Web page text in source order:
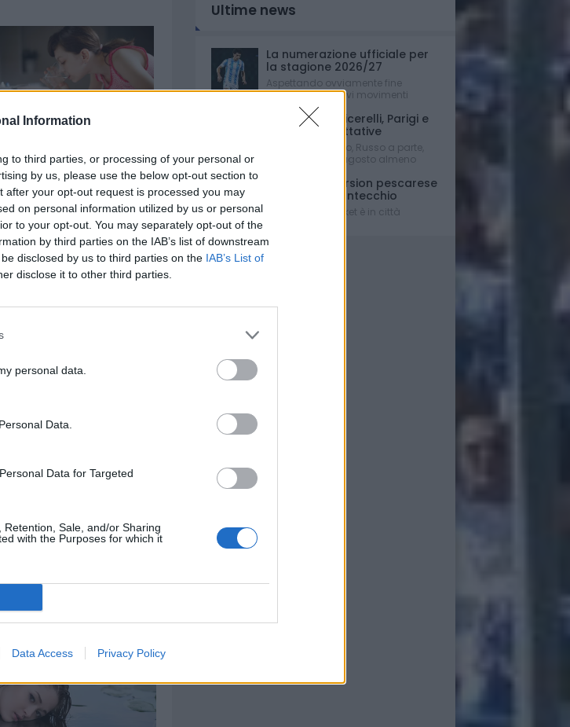
Information
to third parties, or processing of your personal or
by us, please use the below opt-out section to
after your opt-out request is processed you may
on personal information utilized by us or personal
to your opt-out. You may separately opt-out of the
by third parties on the IAB’s list of downstream
disclosed by us to third parties on the IAB’s List of
disclose it to other third parties.
personal data.
Data.
Data for Targeted
Sale, and/or Sharing
with the Purposes for which it
Data Access Privacy Policy
Ultime news
La numerazione ufficiale per
la stagione 2026/27
Aspettando ovviamente fine
mercato e i relativi movimenti
Le ultime su Cicerelli, Parigi e
sulle altre trattative
Mercato bloccato, Russo a parte,
fino a dopo Ferragosto almeno
Una full immersion pescarese
per Simone Fontecchio
La stella del basket è in città